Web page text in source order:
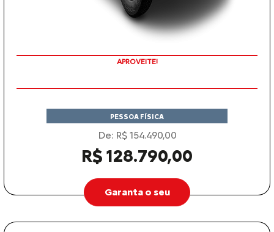
APROVEITE!
PESSOA FÍSICA
De: R$ 154.490,00
R$ 128.790,00
Garanta o seu